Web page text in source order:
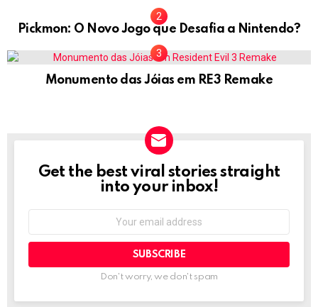
Pickmon: O Novo Jogo que Desafia a Nintendo?
Monumento das Jóias em RE3 Remake
NEWSLETTER
Get the best viral stories straight
into your inbox!
Don't worry, we don't spam